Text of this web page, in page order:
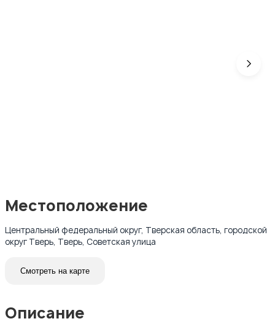
Местоположение
Центральный федеральный округ, Тверская область, городской
округ Тверь, Тверь, Советская улица
Смотреть на карте
Описание